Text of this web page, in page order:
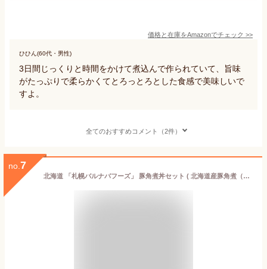
価格と在庫をAmazonでチェック >>
ひひん(60代・男性)
3日間じっくりと時間をかけて煮込んで作られていて、旨味
がたっぷりで柔らかくてとろっとろとした食感で美味しいで
すよ。
全てのおすすめコメント（2件）
no. 7
北海道 「札幌バルナバフーズ」 豚角煮丼セット ( 北海道産豚角煮（味噌）80g×4、北海道産豚角煮（醤油）80g×4 )